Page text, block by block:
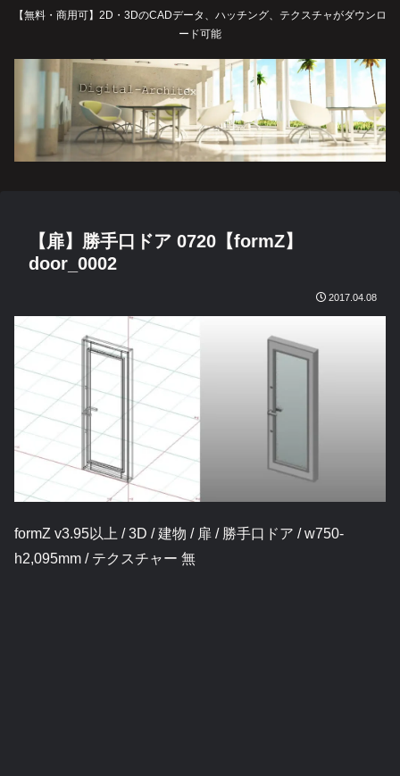
【無料・商用可】2D・3DのCADデータ、ハッチング、テクスチャがダウンロ
ード可能
【扉】勝手口ドア 0720【formZ】
door_0002
2017.04.08
formZ v3.95以上 / 3D / 建物 / 扉 / 勝手口ドア / w750-
h2,095mm / テクスチャー 無